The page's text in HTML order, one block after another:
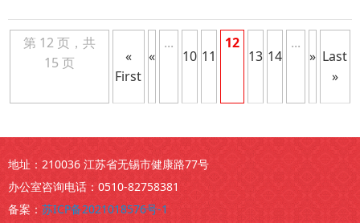
第 12 页，共
15 页
«
First
«
...
10 11
12
13 14
...
» Last
»
地址：210036 江苏省无锡市健康路77号
办公室咨询电话：0510-82758381
备案： 苏ICP备2021018576号-1